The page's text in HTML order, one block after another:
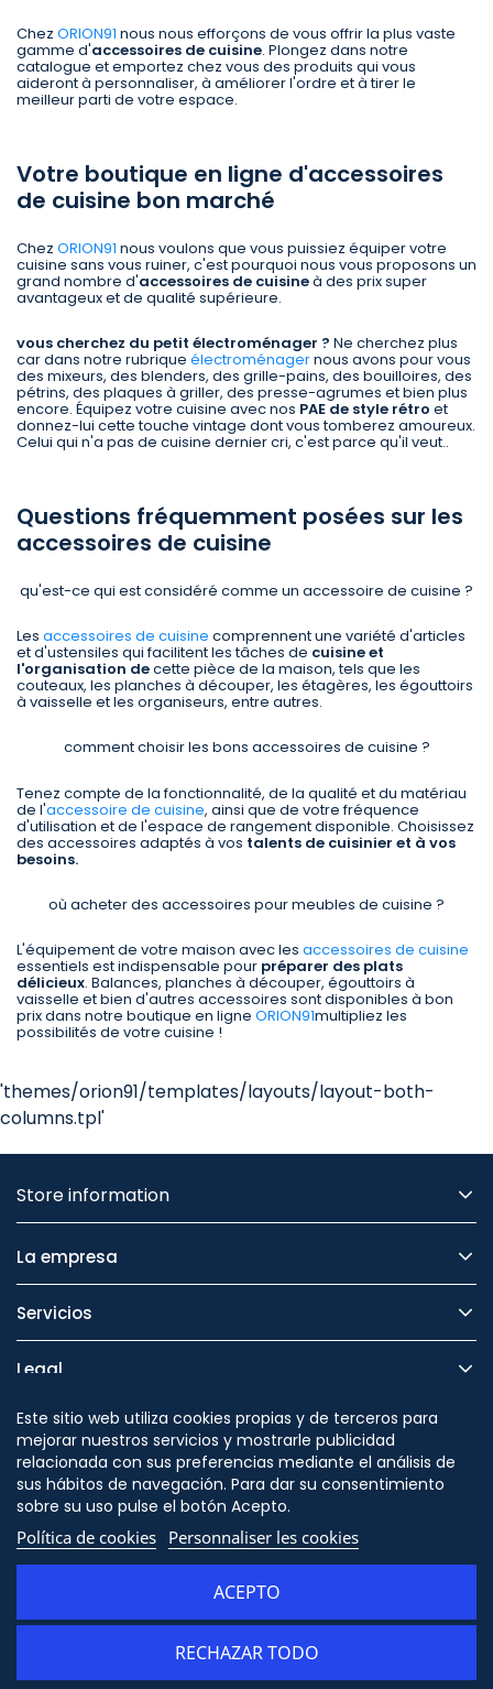
Chez ORION91 nous nous efforçons de vous offrir la plus vaste
gamme d'accessoires de cuisine. Plongez dans notre
catalogue et emportez chez vous des produits qui vous
aideront à personnaliser, à améliorer l'ordre et à tirer le
meilleur parti de votre espace.
Votre boutique en ligne d'accessoires
de cuisine bon marché
Chez ORION91 nous voulons que vous puissiez équiper votre
cuisine sans vous ruiner, c'est pourquoi nous vous proposons un
grand nombre d'accessoires de cuisineà des prix super
avantageux et de qualité supérieure.
vous cherchez du petit électroménager ? Ne cherchez plus
car dans notre rubrique électroménagernous avons pour vous
des mixeurs, des blenders, des grille-pains, des bouilloires, des
pétrins, des plaques à griller, des presse-agrumes et bien plus
encore. Équipez votre cuisine avec nos PAE de style rétro et
donnez-lui cette touche vintage dont vous tomberez amoureux.
Celui qui n'a pas de cuisine dernier cri, c'est parce qu'il veut..
Questions fréquemment posées sur les
accessoires de cuisine
qu'est-ce qui est considéré comme un accessoire de cuisine ?
Les accessoires de cuisine comprennent une variété d'articles
et d'ustensiles qui facilitent les tâches de cuisine et
l'organisation decette pièce de la maison, tels que les
couteaux, les planches à découper, les étagères, les égouttoirs
à vaisselle et les organiseurs, entre autres.
comment choisir les bons accessoires de cuisine ?
Tenez compte de la fonctionnalité, de la qualité et du matériau
de l'accessoire de cuisine, ainsi que de votre fréquence
d'utilisation et de l'espace de rangement disponible. Choisissez
des accessoires adaptés à vos talents de cuisinier et à vos
besoins.
où acheter des accessoires pour meubles de cuisine ?
L'équipement de votre maison avec les accessoires de cuisine
essentiels est indispensable pour préparer des plats
délicieux. Balances, planches à découper, égouttoirs à
vaisselle et bien d'autres accessoires sont disponibles à bon
prix dans notre boutique en ligne ORION91multipliez les
possibilités de votre cuisine !
'themes/orion91/templates/layouts/layout-both-
columns.tpl'
Store information
La empresa
Servicios
Legal
Seguridad
Este sitio web utiliza cookies propias y de terceros para
mejorar nuestros servicios y mostrarle publicidad
relacionada con sus preferencias mediante el análisis de
sus hábitos de navegación. Para dar su consentimiento
sobre su uso pulse el botón Acepto.
Política de cookies Personnaliser les cookies
RECHAZAR TODO
ACEPTO
Cambiar en
/themes/orion91/modules/ps_socialfollow/